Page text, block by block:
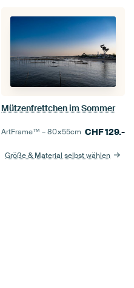
Mützenfrettchen im Sommer
ArtFrame™ –80×55cm CHF129.-
Größe & Material selbst wählen